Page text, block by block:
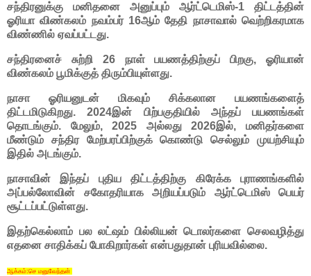
சந்திரனுக்கு மனிதனை அனுப்பும் ஆர்ட்டெமிஸ்-1 திட்டத்தின்
ஓரியா விண்கலம் நவம்பர் 16ஆம் தேதி நாசாவால் வெற்றிகரமாக
விண்ணில் ஏவப்பட்டது.
சந்திரனைச் சுற்றி 26 நாள் பயணத்திற்குப் பிறகு, ஓரியான்
விண்கலம் பூமிக்குத் திரும்பியுள்ளது.
நாசா ஓரியனுடன் மிகவும் சிக்கலான பயணங்களைத்
திட்டமிடுகிறது. 2024இன் பிற்பகுதியில் அந்தப் பயணங்கள்
தொடங்கும். மேலும், 2025 அல்லது 2026இல், மனிதர்களை
மீண்டும் சந்திர மேற்பரப்பிற்குக் கொண்டு செல்லும் முயற்சியும்
இதில் அடங்கும்.
நாசாவின் இந்தப் புதிய திட்டத்திற்கு கிரேக்க புராணங்களில்
அப்பல்லோவின் சகோதரியாக அறியப்படும் ஆர்ட்டெமிஸ் பெயர்
சூட்டப்பட்டுள்ளது.
இதற்கெல்லாம் பல லட்ஷம் பில்லியன் டொலர்களை செலவழித்து
எதனை சாதிக்கப் போகிறார்கள் என்பதுதான் புரியவில்லை.
ஆக்கம்:செ மனுவேந்தன்